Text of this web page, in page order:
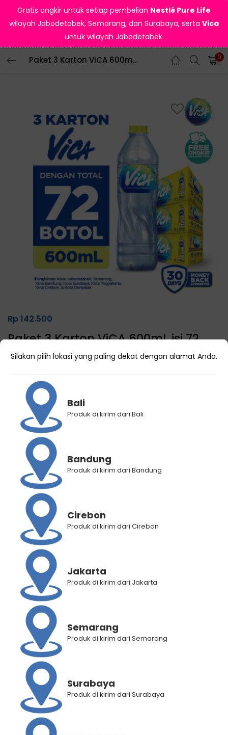
Paket 3 Karton ViCA 600mL isi 72 botol 0
Paket 3 Karton ViCA 600mL isi 72
botol
Rp 142.500
26 Terjual
Gratis biaya pengiriman untuk pembelian minimal 3 karton
Lihat area pengiriman gratis ongkir
Kategori Air Mineral
Brand: Beverage
Deskripsi Produk
Informasi Tambahan
Penilaian Produk (0)
RELATED PRODUCTS
Gratis ongkir untuk setiap pembelian Nestlé Pure Life
wilayah Jabodetabek, Semarang, dan Surabaya, serta Vica
untuk wilayah Jabodetabek.
Silakan pilih lokasi yang paling dekat dengan alamat Anda.
Bali
Produk di kirim dari Bali
Bandung
Produk di kirim dari Bandung
Cirebon
Produk di kirim dari Cirebon
Jakarta
Produk di kirim dari Jakarta
Semarang
Produk di kirim dari Semarang
Surabaya
Produk di kirim dari Surabaya